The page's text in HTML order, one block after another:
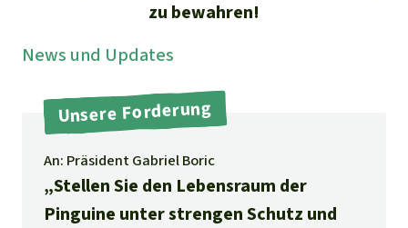
Aluminium
Fleisch und Soja
Landraub
Wilderei
Italiano
Português
Indonesia
Südostasien
Lateinamerika
zu bewahren!
News und Updates
Unsere Forderung
An: Präsident Gabriel Boric
„Stellen Sie den Lebensraum der
Pinguine unter strengen Schutz und